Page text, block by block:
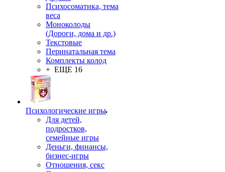
Психосоматика, тема
веса
Моноколоды
(Дороги, дома и др.)
Текстовые
Перинатальная тема
Комплекты колод
+ ЕЩЕ 16
Психологические игры
Для детей,
подростков,
семейные игры
Деньги, финансы,
бизнес-игры
Отношения, секс